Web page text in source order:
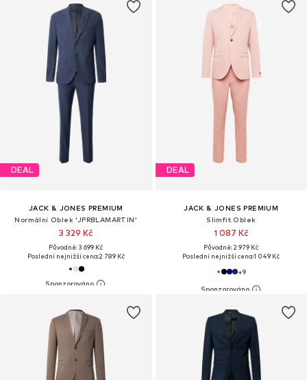
DEAL
JACK & JONES PREMIUM
Normální Oblek 'JPRBLAMARTIN'
3 329 Kč
Původně: 3 699 Kč
Poslední nejnižší cena:2 789 Kč
DEAL
JACK & JONES PREMIUM
Slimfit Oblek
1 087 Kč
Původně: 2 979 Kč
Poslední nejnižší cena:1 049 Kč
+9